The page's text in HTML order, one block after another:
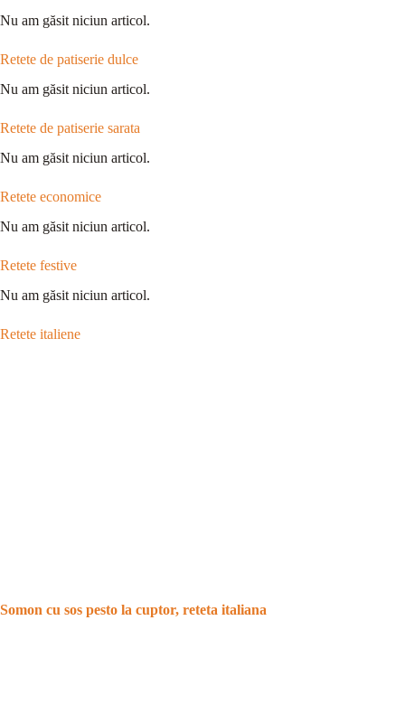
Nu am găsit niciun articol.
Retete de patiserie dulce
Nu am găsit niciun articol.
Retete de patiserie sarata
Nu am găsit niciun articol.
Retete economice
Nu am găsit niciun articol.
Retete festive
Nu am găsit niciun articol.
Retete italiene
Somon cu sos pesto la cuptor, reteta italiana